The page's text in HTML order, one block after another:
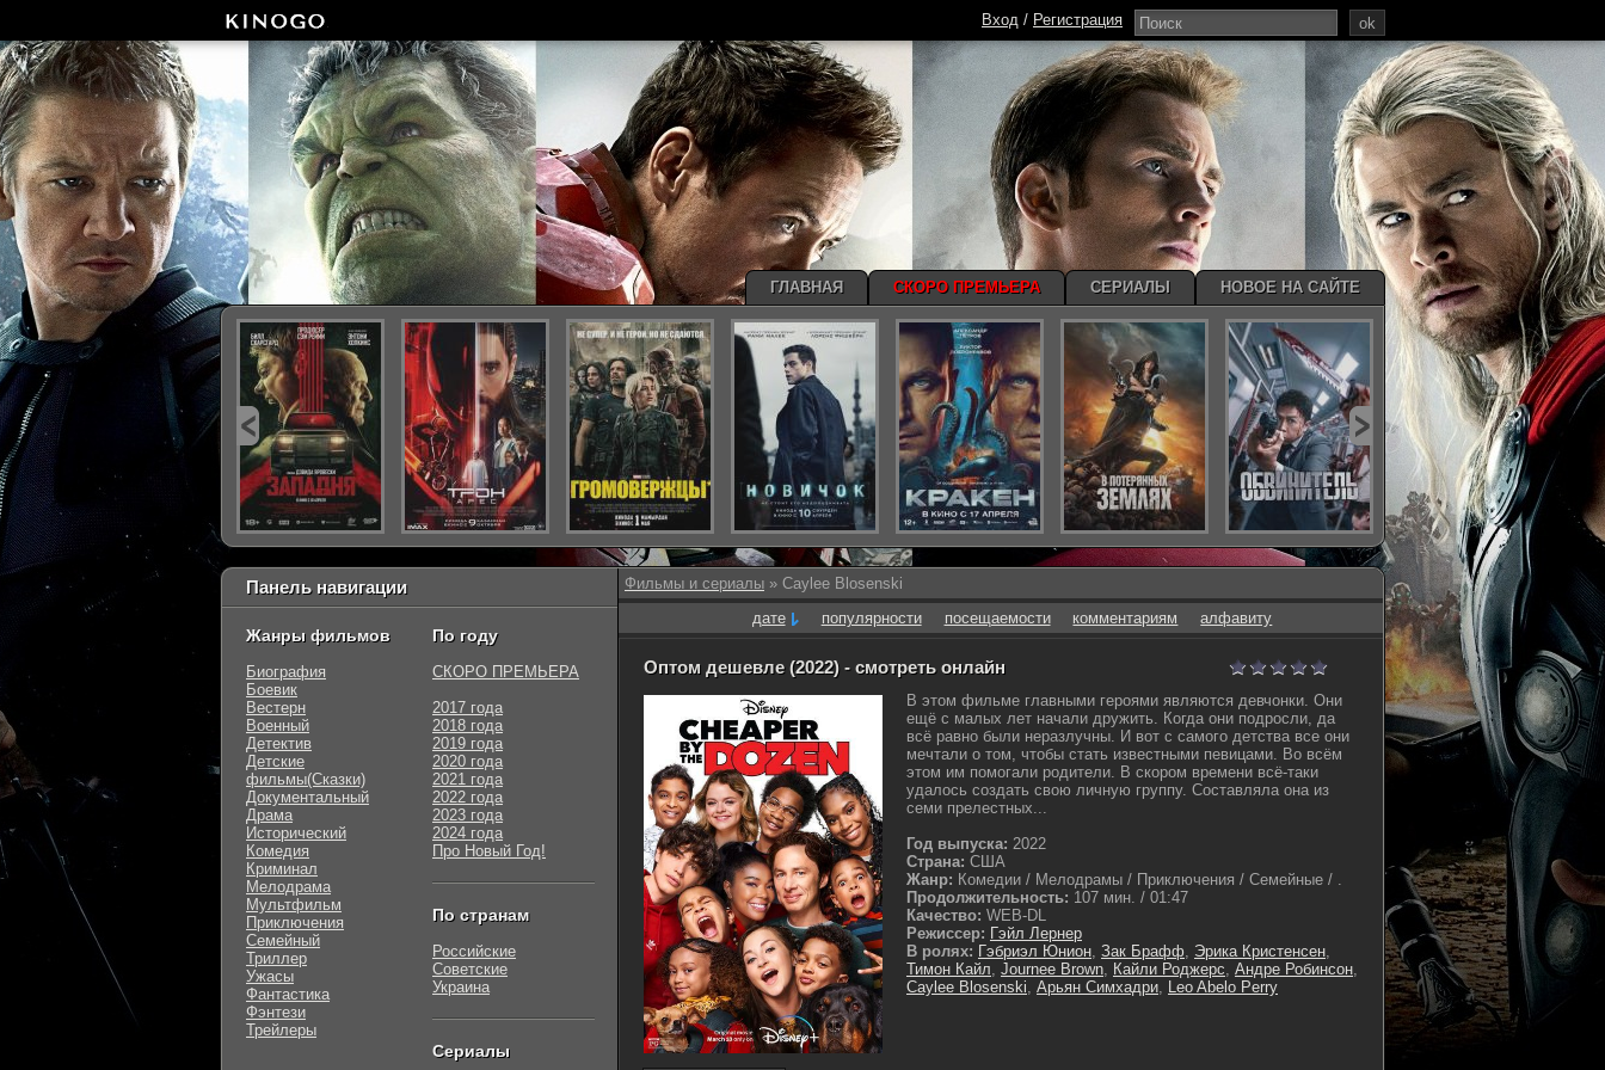
Фильмы и сериалы » Caylee Blosenski
дате
популярности посещаемости комментариям алфавиту
Оптом дешевле (2022) - смотреть онлайн
В этом фильме главными героями являются девчонки. Они
ещё с малых лет начали дружить. Когда они подросли, да
всё равно были неразлучны. И вот с самого детства все они
мечтали о том, чтобы стать известными певицами. Во всём
этом им помогали родители. В скором времени всё-таки
удалось создать свою личную группу. Составляла она из
семи прелестных...
Год выпуска: 2022
Страна: США
Жанр: Комедии / Мелодрамы / Приключения / Семейные / .
Продолжительность: 107 мин. / 01:47
Качество: WEB-DL
Режиссер: Гэйл Лернер
В ролях: Гэбриэл Юнион, Зак Брафф, Эрика Кристенсен,
Тимон Кайл, Journee Brown, Кайли Роджерс, Андре Робинсон,
Caylee Blosenski, Арьян Симхадри, Leo Abelo Perry
Панель навигации
Жанры фильмов
Биография
Боевик
Вестерн
Военный
Детектив
Детские
фильмы(Сказки)
Документальный
Драма
Исторический
Комедия
Криминал
Мелодрама
Мультфильм
Приключения
Семейный
Триллер
Ужасы
Фантастика
Фэнтези
Трейлеры
По году
СКОРО ПРЕМЬЕРА
2017 года
2018 года
2019 года
2020 года
2021 года
2022 года
2023 года
2024 года
Про Новый Год!
По странам
Российские
Советские
Украина
Сериалы
ok
Вход / Регистрация
ГЛАВНАЯ СКОРО ПРЕМЬЕРА СЕРИАЛЫ НОВОЕ НА САЙТЕ